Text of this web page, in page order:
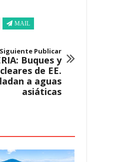
MAIL
Siguiente Publicar
Buques y
de EE.
a aguas
asiáticas